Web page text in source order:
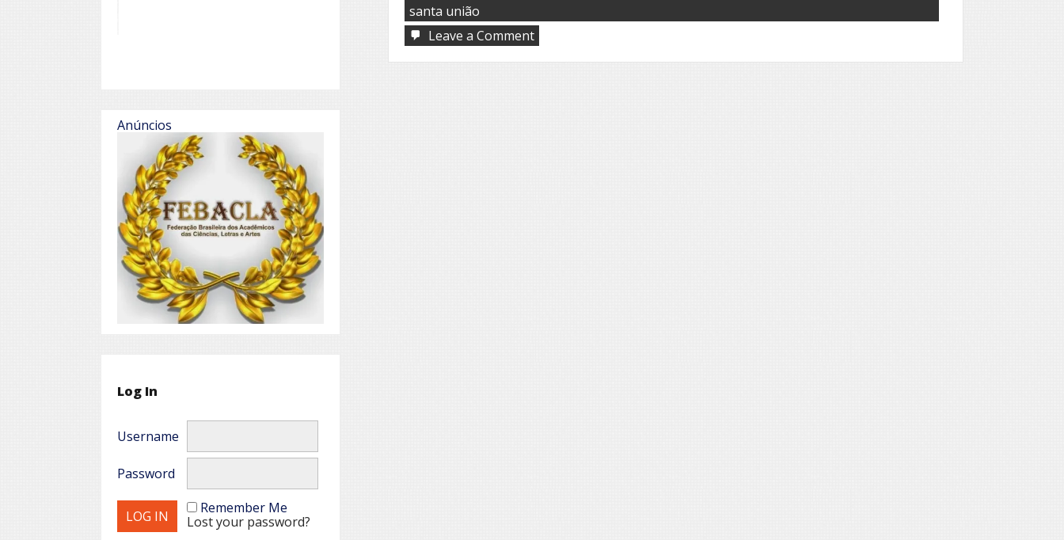
santa união
Leave a Commenton
Corpus
Christi
Anúncios
Log In
Username
Password
Remember Me
Lost your password?